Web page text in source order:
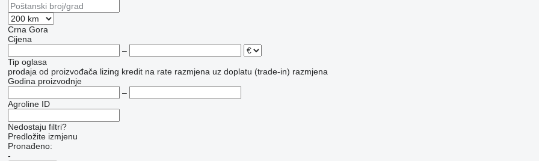
Crna Gora
Cijena
–
Tip oglasa
prodaja od proizvođača lizing kredit na rate razmjena uz doplatu (trade-in) razmjena
Godina proizvodnje
–
Agroline ID
Nedostaju filtri?
Predložite izmjenu
Pronađeno:
-